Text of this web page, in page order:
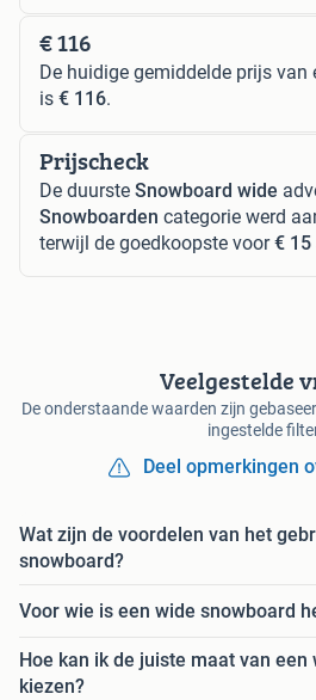
€ 116
De huidige gemiddelde prijs van
is € 116.
Prijscheck
De duurste Snowboard wide
Snowboarden categorie werd
terwijl de goedkoopste voor€ 15
Veelgestelde
De onderstaande waarden zijn
ingestelde
Deel opmerkingen
Wat zijn de voordelen van het
snowboard?
Voor wie is een wide snowboard
Hoe kan ik de juiste maat van een
kiezen?